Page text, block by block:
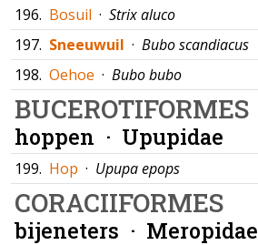
196. Bosuil · Strix aluco
197. Sneeuwuil · Bubo scandiacus
198. Oehoe · Bubo bubo
BUCEROTIFORMES
hoppen · Upupidae
199. Hop · Upupa epops
CORACIIFORMES
bijeneters · Meropidae